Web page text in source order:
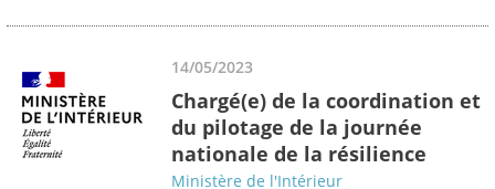
14/05/2023
Chargé(e) de la coordination et
du pilotage de la journée
nationale de la résilience
Ministère de l'Intérieur